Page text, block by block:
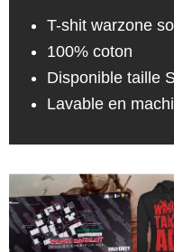
T-shit warzone
100% coton
Disponible taille
Lavable en